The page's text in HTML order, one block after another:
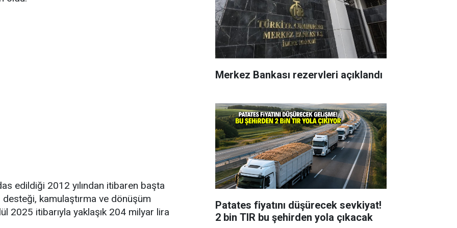
edildiği 2012 yılından itibaren başta
kamulaştırma ve dönüşüm
2025 itibarıyla yaklaşık 204 milyar lira
Merkez Bankası rezervleri açıklandı
Patates fiyatını düşürecek sevkiyat!
2 bin TIR bu şehirden yola çıkacak